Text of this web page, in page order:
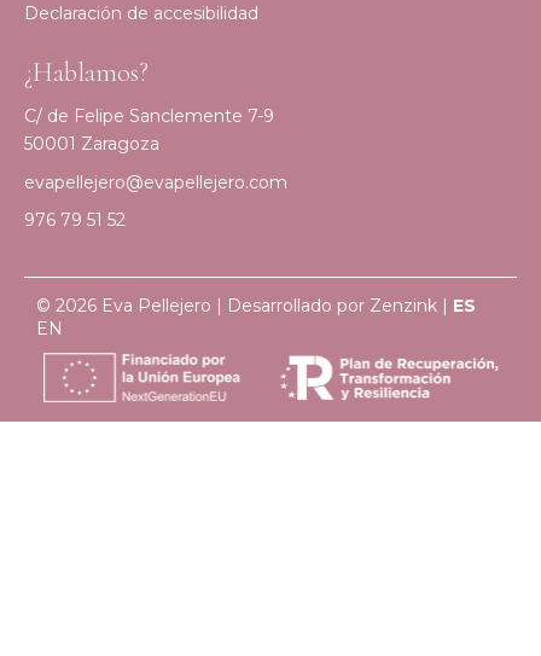
Declaración de accesibilidad
¿Hablamos?
C/ de Felipe Sanclemente 7-9
50001 Zaragoza
evapellejero@evapellejero.com
976 79 51 52
© 2026 Eva Pellejero | Desarrollado por Zenzink | ES
EN